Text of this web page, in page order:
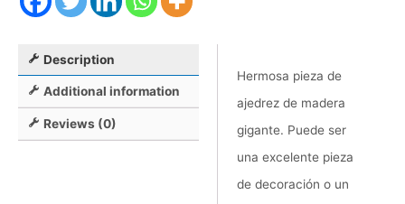
Description
Additional information
Reviews (0)
Hermosa pieza de
ajedrez de madera
gigante. Puede ser
una excelente pieza
de decoración o un